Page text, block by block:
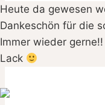
Heute da gewesen
Dankeschön für die
Immer wieder
Lack